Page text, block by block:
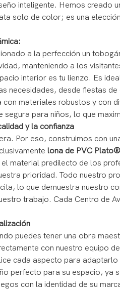
inteligente. Hemos
solo de color; es una
a la perfección un
manteniendo a los
interior es tu lienzo. Es
necesidades, desde fiestas
con materiales robustos y con
para niños, lo que
y la confianza
Por eso, construimos con
lona de PVC
material predilecto de los
prioridad. Todo nuestro
lo que demuestra nuestro
trabajo. Cada Centro de
puedes tener una obra
con nuestro equipo
cada aspecto para adaptarlo
perfecto para su espacio, ya
con la identidad de su